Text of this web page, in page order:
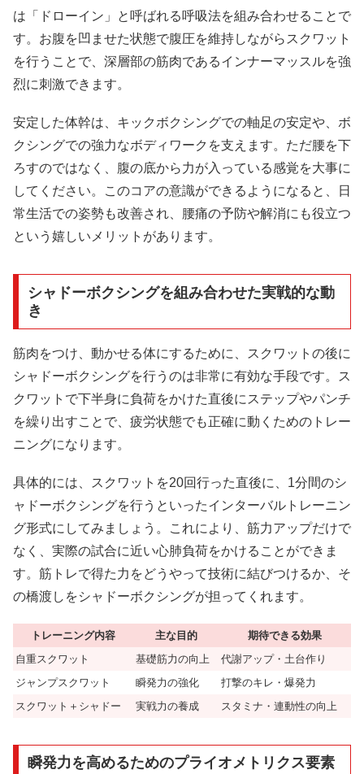
は「ドローイン」と呼ばれる呼吸法を組み合わせることで
す。お腹を凹ませた状態で腹圧を維持しながらスクワット
を行うことで、深層部の筋肉であるインナーマッスルを強
烈に刺激できます。
安定した体幹は、キックボクシングでの軸足の安定や、ボ
クシングでの強力なボディワークを支えます。ただ腰を下
ろすのではなく、腹の底から力が入っている感覚を大事に
してください。このコアの意識ができるようになると、日
常生活での姿勢も改善され、腰痛の予防や解消にも役立つ
という嬉しいメリットがあります。
シャドーボクシングを組み合わせた実戦的な動
き
筋肉をつけ、動かせる体にするために、スクワットの後に
シャドーボクシングを行うのは非常に有効な手段です。ス
クワットで下半身に負荷をかけた直後にステップやパンチ
を繰り出すことで、疲労状態でも正確に動くためのトレー
ニングになります。
具体的には、スクワットを20回行った直後に、1分間のシ
ャドーボクシングを行うといったインターバルトレーニン
グ形式にしてみましょう。これにより、筋力アップだけで
なく、実際の試合に近い心肺負荷をかけることができま
す。筋トレで得た力をどうやって技術に結びつけるか、そ
の橋渡しをシャドーボクシングが担ってくれます。
トレーニング内容 主な目的
期待できる効果
自重スクワット
基礎筋力の向上
代謝アップ・土台作り
ジャンプスクワット
瞬発力の強化
打撃のキレ・爆発力
スクワット＋シャドー
実戦力の養成 スタミナ・連動性の向上
瞬発力を高めるためのプライオメトリクス要素